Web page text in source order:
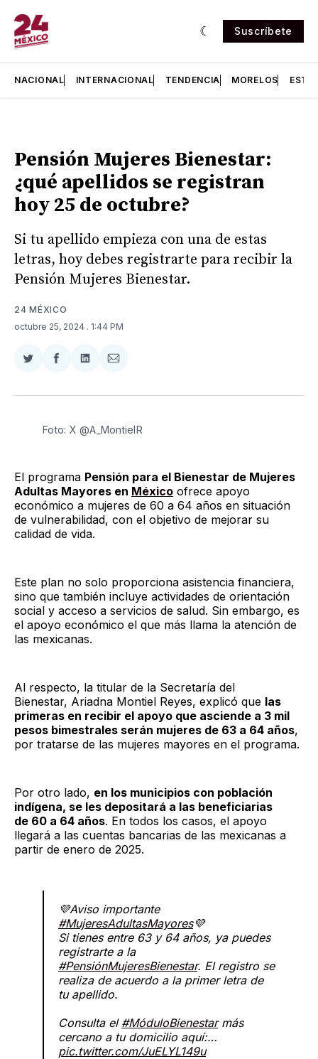
Suscríbete
NACIONAL INTERNACIONAL TENDENCIA MORELOS
Pensión Mujeres Bienestar:
¿qué apellidos se registran
hoy 25 de octubre?
Si tu apellido empieza con una de estas
letras, hoy debes registrarte para recibir la
Pensión Mujeres Bienestar.
24 MÉXICO
octubre 25, 2024 . 1:44 PM
Compartir
Twitter
Compartir
Facebook
Compartir
LinkedIn
Compartir
Email
Foto: X @A_MontielR
El programa Pensión para el Bienestar de Mujeres
Adultas Mayores en México ofrece apoyo
económico a mujeres de 60 a 64 años en situación
de vulnerabilidad, con el objetivo de mejorar su
calidad de vida.
Este plan no solo proporciona asistencia financiera,
sino que también incluye actividades de orientación
social y acceso a servicios de salud. Sin embargo, es
el apoyo económico el que más llama la atención de
las mexicanas.
Al respecto, la titular de la Secretaría del
Bienestar, Ariadna Montiel Reyes, explicó que las
primeras en recibir el apoyo que asciende a 3 mil
pesos bimestrales serán mujeres de 63 a 64 años,
por tratarse de las mujeres mayores en el programa.
Por otro lado, en los municipios con población
indígena, se les depositará a las beneficiarias
de 60 a 64 años. En todos los casos, el apoyo
llegará a las cuentas bancarias de las mexicanas a
partir de enero de 2025.
💜Aviso importante
#MujeresAdultasMayores💜
Si tienes entre 63 y 64 años, ya puedes
registrarte a la
#PensiónMujeresBienestar. El registro se
realiza de acuerdo a la primer letra de
tu apellido.
Consulta el #MóduloBienestarmás
cercano a tu domicilio aquí:…
pic.twitter.com/JuELYL149u